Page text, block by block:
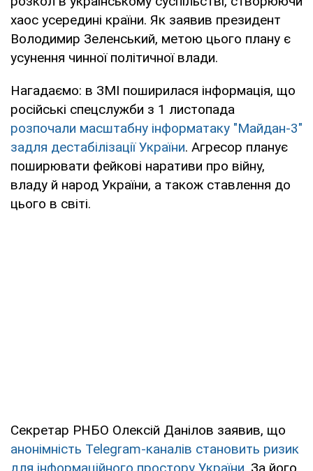
хаос усередині країни. Як заявив президент
Володимир Зеленський, метою цього плану є
усунення чинної політичної влади.
Нагадаємо: в ЗМІ поширилася інформація, що
російські спецслужби з 1 листопада
розпочали масштабну інформатаку "Майдан-3"
задля дестабілізації України. Агресор планує
поширювати фейкові наративи про війну,
владу й народ України, а також ставлення до
цього в світі.
Секретар РНБО Олексій Данілов заявив, що
анонімність Telegram-каналів становить ризик
для інформаційного простору України . За його